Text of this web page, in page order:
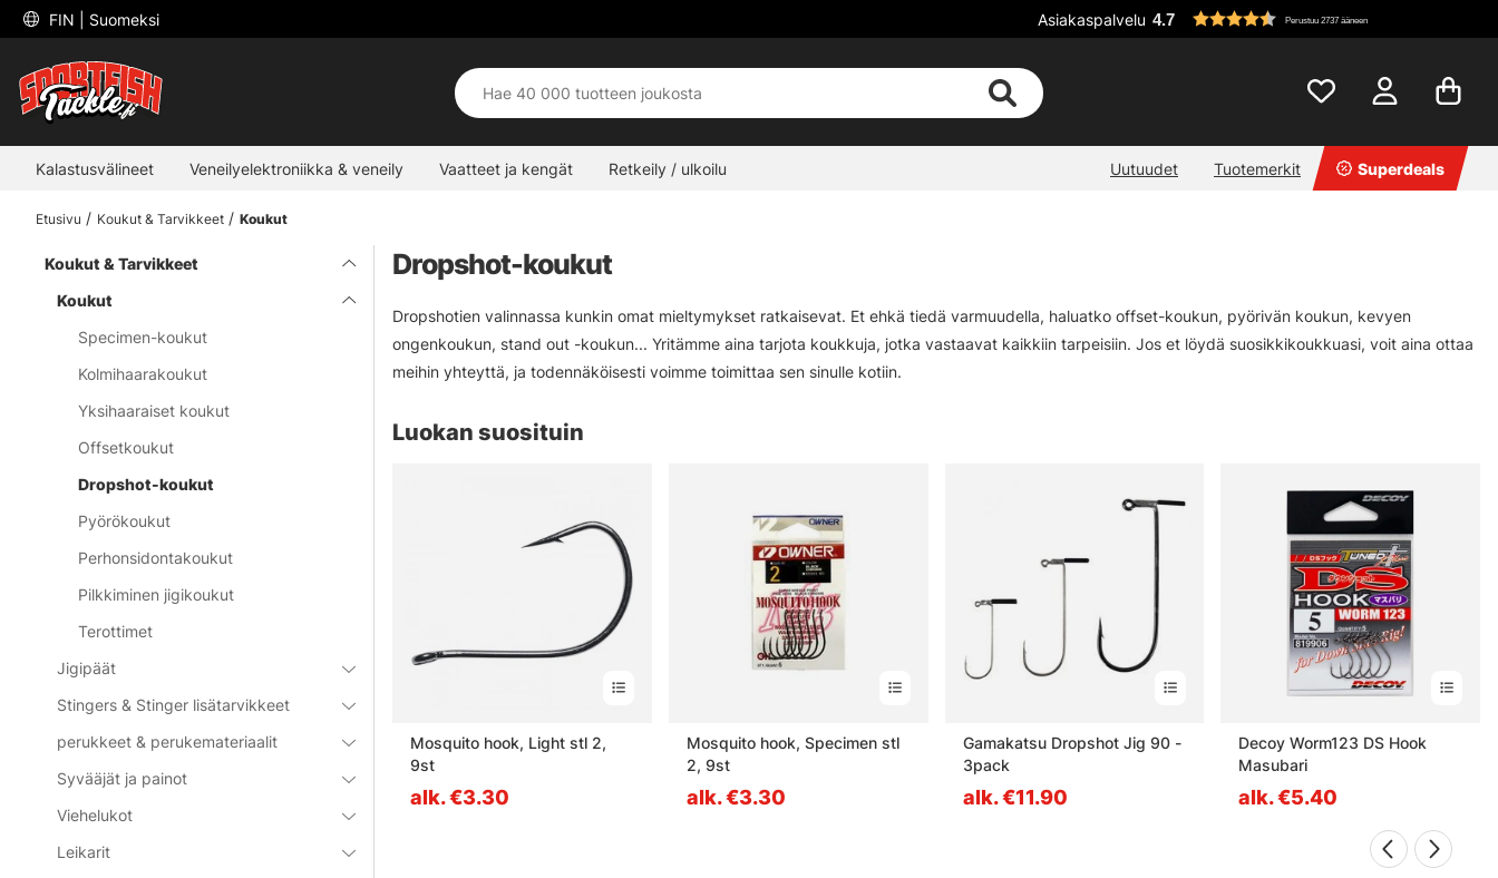
FIN | Suomeksi Asiakaspalvelu 4.7 Perustuu 2737 ääneen
Kalastusvälineet Veneilyelektroniikka & veneily Vaatteet ja kengät Retkeily / ulkoilu Uutuudet Tuotemerkit Superdeals
Etusivu Koukut & Tarvikkeet Koukut
Koukut & Tarvikkeet
Koukut
Specimen-koukut
Kolmihaarakoukut
Yksihaaraiset koukut
Offsetkoukut
Dropshot-koukut
Pyörökoukut
Perhonsidontakoukut
Pilkkiminen jigikoukut
Terottimet
Jigipäät
Stingers & Stinger lisätarvikkeet
perukkeet & perukemateriaalit
Syvääjät ja painot
Viehelukot
Leikarit
Dropshot-koukut
Dropshotien valinnassa kunkin omat mieltymykset ratkaisevat. Et ehkä tiedä varmuudella, haluatko offset-koukun, pyörivän koukun, kevyen
ongenkoukun, stand out -koukun... Yritämme aina tarjota koukkuja, jotka vastaavat kaikkiin tarpeisiin. Jos et löydä suosikkikoukkuasi, voit aina ottaa
meihin yhteyttä, ja todennäköisesti voimme toimittaa sen sinulle kotiin.
Luokan suosituin
Jig 90 -
Decoy Worm123 DS Hook
Mosquito hook, Light stl 2,
9st
alk. €3.30
Mosquito hook, Specimen stl
2, 9st
alk. €3.30
Gamakatsu Dropshot Jig 90 -
3pack
alk. €11.90
Decoy Worm123 DS Hook
Masubari
alk. €5.40